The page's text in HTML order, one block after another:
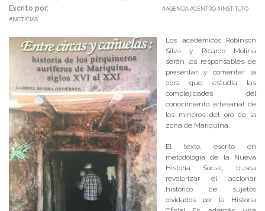
Escrito por:
#AGENDA #CENTRO #INSTITUTO
#NOTICIAS
Los académicos Robinson
Silva y Ricardo Molina
serán los responsables de
presentar y comentar la
obra que estudia las
complejidades del
conocimiento artesanal de
los mineros del oro de la
zona de Mariquina.
El texto, escrito en
metodología de la Nueva
Historia Social, busca
revalorizar el accionar
histórico de sujetos
olvidados por la Historia